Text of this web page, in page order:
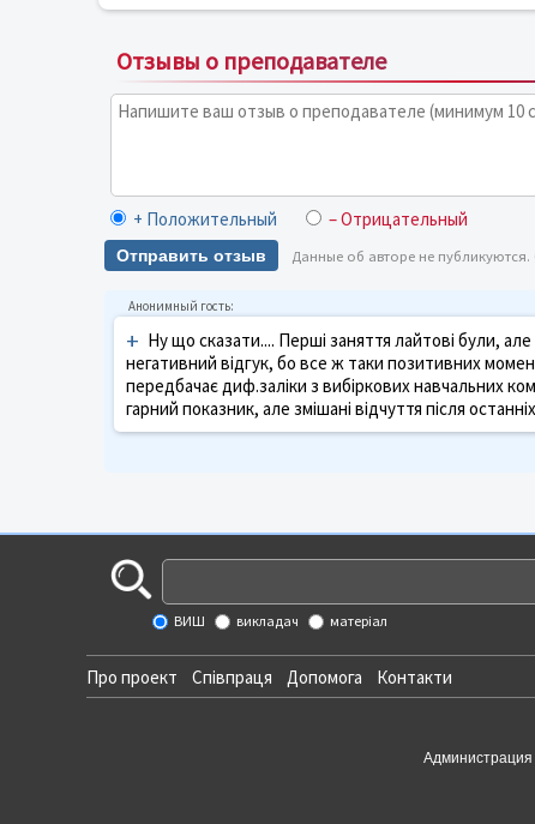
Отзывы о преподавателе
+ Положительный – Отрицательный
Отправить отзыв Данные об авторе не
+ Ну що сказати.... Перші заняття лайтові були,
негативний відгук, бо все ж таки позитивних
передбачає диф.заліки з вибіркових навчальних
гарний показник, але змішані відчуття після
ВИШ викладач матеріал
Про проект Співпраця Допомога Контакти
Администрация